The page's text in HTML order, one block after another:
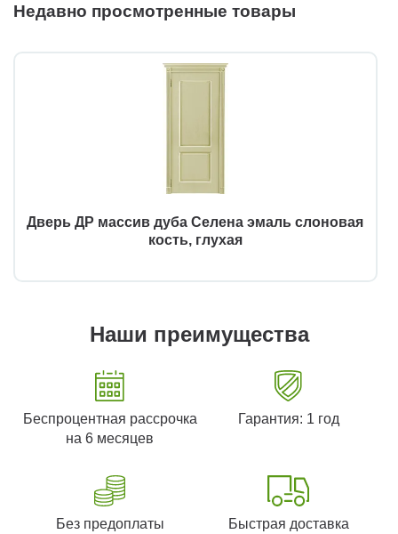
Недавно просмотренные товары
Дверь ДР массив дуба Селена эмаль слоновая
кость, глухая
Наши преимущества
Беспроцентная рассрочка
на 6 месяцев
Гарантия: 1 год
Без предоплаты Быстрая доставка